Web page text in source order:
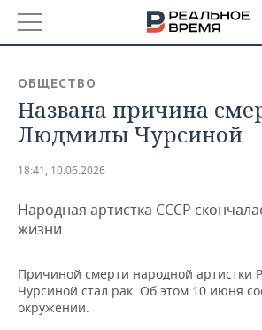
БАШКОРТОСТАН
ТАТАРСТАН
НОВОСТИ
АНАЛИТИКА
ДЕКЛАРАЦИИ О ДОХОДАХ
КОРОЛИ ГОСЗАКАЗА ПФО
ВУЗЫ ТАТАРСТАНА
НОВОСТИ ЭКОНОМИКИ
ФИНАНСЫ
БАНКИ
ПРОМЫШЛЕННОСТЬ
НОВОСТИ
ПРОМЫШЛЕННОСТИ
АГРОПРОМ
НЕДВИЖИМОСТЬ
НОВОСТИ НЕДВИЖИМОСТИ
АВТО
ОБЩЕСТВО
Названа причина
Людмилы Чурсиной
18:41, 10.06.2026
Народная артистка СССР
жизни
Причиной смерти народной артистки
Чурсиной стал рак. Об этом 10 июня
окружении.